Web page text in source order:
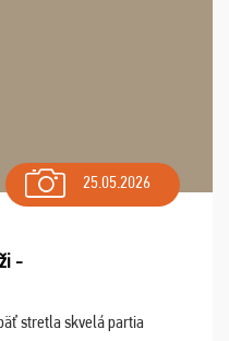
25.05.2026
-
stretla skvelá partia